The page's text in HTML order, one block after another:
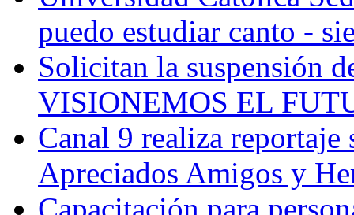
puedo estudiar canto -
Solicitan la suspensión
VISIONEMOS EL
Canal 9 realiza
Apreciados Amigos y